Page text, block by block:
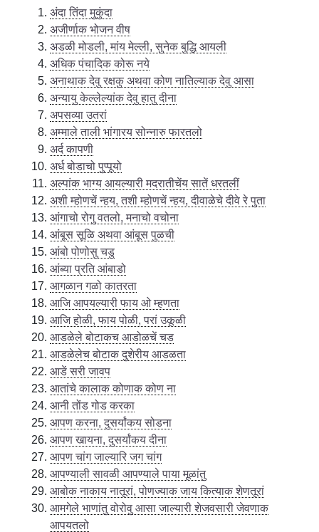
अंदा तिंदा मुकुंदा
अजीर्णाक भोजन वीष
अडळी मोडली, मांय मेल्ली, सुनेक बुद्धि आयली
अधिक पंचादिक कोरू नये
अनाथाक देवु रक्षकु अथवा कोण नातिल्याक देवु आसा
अन्यायु केल्लेल्यांक देवु हातु दीना
अपसव्या उतरां
अम्माले ताली भांगारय सोन्नारु फारतलो
अर्द कापणी
अर्ध बोडाचो पुप्पूयो
अल्पांक भाग्य आयल्यारी मदरातीचेंय सातें धरतलीं
अशी म्होणचें न्हय, तशी म्होणचें न्हय, दीवाळेचे दीवे रे पुता
आंगाचो रोगु वतलो, मनाचो वचोना
आंबूस सूळि अथवा आंबूस पुळची
आंबो पोणोसु चडु
आंब्या प्रति आंबाडो
आगळान गळो कातरता
आजि आपयल्यारी फाय ओ म्हणता
आजि होळी, फाय पोळी, परां उकूळी
आडळेले बोटाकच आडोळचें चड
आडळेलेच बोटाक दुशेरीय आडळता
आडें सरी जावप
आतांचे कालाक कोणाक कोण ना
आनी तोंड गोड करका
आपण करना, दुसर्यांकय सोडना
आपण खायना, दुसर्यांकय दीना
आपण चांग जाल्यारि जग चांग
आपण्याली सावळी आपण्याले पाया मूळांतु
आबोक नाकाय नातूरां, पोणज्याक जाय कित्याक शेणतूरां
आमगेले भाणांतु वोरोवु आसा जाल्यारी शेजवसारी जेवणाक
आपयतलो